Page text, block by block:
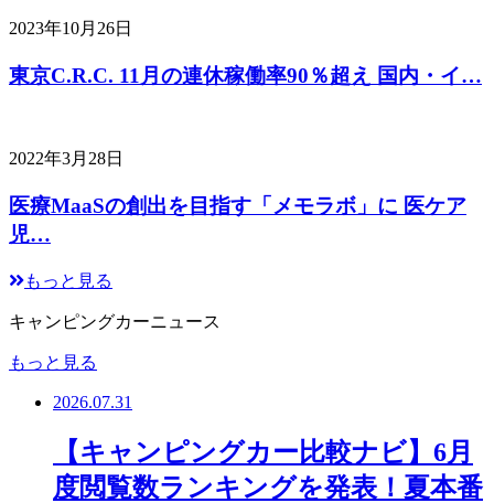
2023年10月26日
東京C.R.C. 11月の連休稼働率90％超え 国内・イ…
2022年3月28日
医療MaaSの創出を目指す「メモラボ」に 医ケア
児…
もっと見る
キャンピングカーニュース
もっと見る
2026.07.31
【キャンピングカー比較ナビ】6月
度閲覧数ランキングを発表！夏本番